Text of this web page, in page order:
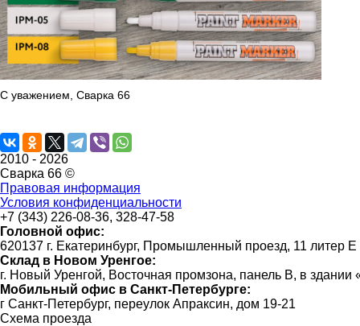
С уважением, Сварка 66
2010 - 2026
Сварка 66 ©
Правовая информация
Условия конфиденциальности
+7 (343) 226-08-36, 328-47-58
Головной офис:
620137 г. Екатеринбург, Промышленный проезд, 11 литер Е
Склад в Новом Уренгое:
г. Новый Уренгой, Восточная промзона, панель В, в
Мобильный офис в Санкт-Петербурге:
г Санкт-Петербург, переулок Апраксин, дом 19-21
Схема проезда